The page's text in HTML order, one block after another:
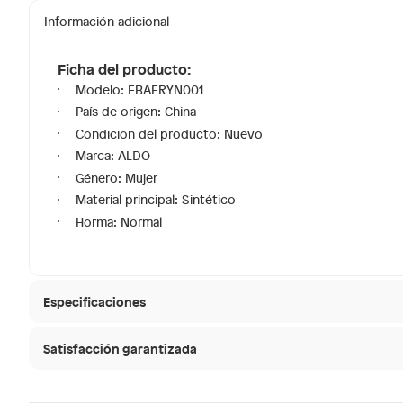
Información adicional
Ficha del producto:
Modelo: EBAERYN001
País de origen: China
Condicion del producto: Nuevo
Marca: ALDO
Género: Mujer
Material principal: Sintético
Horma: Normal
Especificaciones
Modelo
Satisfacción garantizada